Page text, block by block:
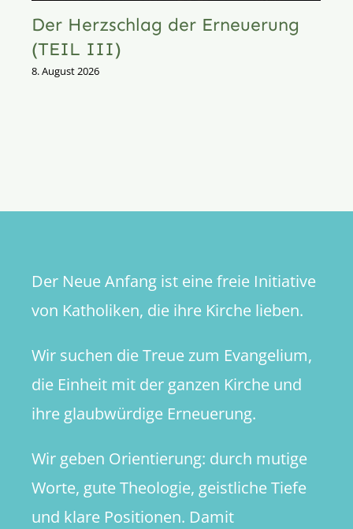
Der Herzschlag der Erneuerung
(TEIL III)
8. August 2026
Der Neue Anfang ist eine freie Initiative
von Katholiken, die ihre Kirche lieben.
Wir suchen die Treue zum Evangelium,
die Einheit mit der ganzen Kirche und
ihre glaubwürdige Erneuerung.
Wir geben Orientierung: durch mutige
Worte, gute Theologie, geistliche Tiefe
und klare Positionen. Damit